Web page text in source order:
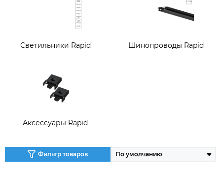
Светильники Rapid Шинопроводы Rapid
Аксессуары Rapid
Фильтр товаров